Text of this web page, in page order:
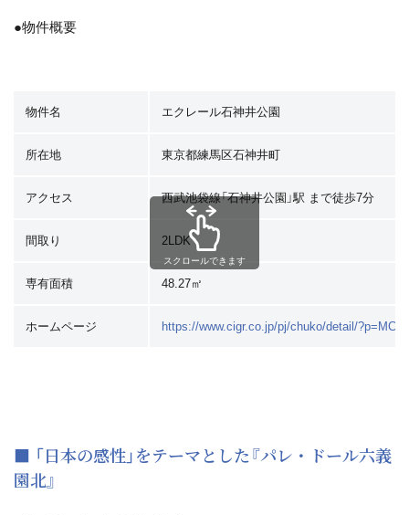
●物件概要
物件名 エクレール石神井公園
所在地 東京都練馬区石神井町
アクセス 西武池袋線「石神井公園」駅 まで徒歩7分
間取り 2LDK
専有面積 48.27㎡
ホームページ https://www.cigr.co.jp/pj/chuko/detail/
スクロールできます
■ 「日本の感性」をテーマとした『パレ・ドール六義
園北』